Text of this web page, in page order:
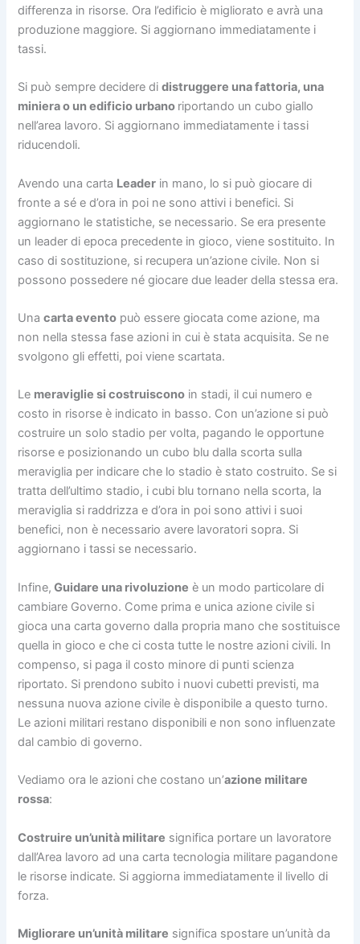
differenza in risorse. Ora l’edificio è migliorato e avrà una
produzione maggiore. Si aggiornano immediatamente i
tassi.
Si può sempre decidere didistruggere una fattoria, una
miniera o un edificio urbano riportando un cubo giallo
nell’area lavoro. Si aggiornano immediatamente i tassi
riducendoli.
Avendo una carta Leader in mano, lo si può giocare di
fronte a sé e d’ora in poi ne sono attivi i benefici. Si
aggiornano le statistiche, se necessario. Se era presente
un leader di epoca precedente in gioco, viene sostituito. In
caso di sostituzione, si recupera un’azione civile. Non si
possono possedere né giocare due leader della stessa era.
Unacarta evento può essere giocata come azione, ma
non nella stessa fase azioni in cui è stata acquisita. Se ne
svolgono gli effetti, poi viene scartata.
Le meraviglie si costruiscono in stadi, il cui numero e
costo in risorse è indicato in basso. Con un’azione si può
costruire un solo stadio per volta, pagando le opportune
risorse e posizionando un cubo blu dalla scorta sulla
meraviglia per indicare che lo stadio è stato costruito. Se si
tratta dell’ultimo stadio, i cubi blu tornano nella scorta, la
meraviglia si raddrizza e d’ora in poi sono attivi i suoi
benefici, non è necessario avere lavoratori sopra. Si
aggiornano i tassi se necessario.
Infine, Guidare una rivoluzione è un modo particolare di
cambiare Governo. Come prima e unica azione civile si
gioca una carta governo dalla propria mano che sostituisce
quella in gioco e che ci costa tutte le nostre azioni civili. In
compenso, si paga il costo minore di punti scienza
riportato. Si prendono subito i nuovi cubetti previsti, ma
nessuna nuova azione civile è disponibile a questo turno.
Le azioni militari restano disponibili e non sono influenzate
dal cambio di governo.
Vediamo ora le azioni che costano un’azione militare
rossa:
Costruire un’unità militare significa portare un lavoratore
dall’Area lavoro ad una carta tecnologia militare pagandone
le risorse indicate. Si aggiorna immediatamente il livello di
forza.
Migliorare un’unità militare significa spostare un’unità da